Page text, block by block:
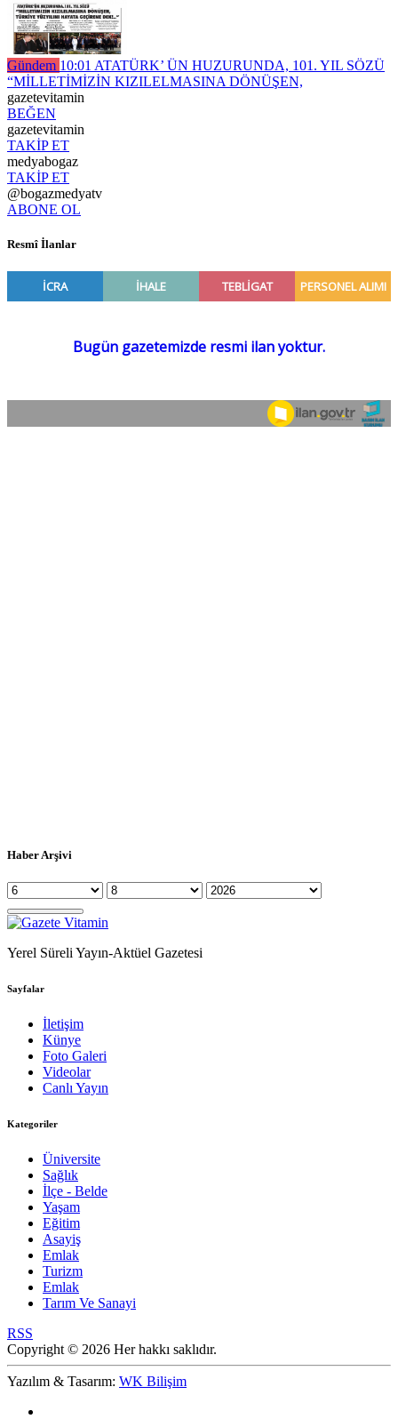
Gündem 10:01 ATATÜRK’ ÜN HUZURUNDA, 101. YIL SÖZÜ
“MİLLETİMİZİN KIZILELMASINA DÖNÜŞEN,
gazetevitamin
BEĞEN
gazetevitamin
TAKİP ET
medyabogaz
TAKİP ET
@bogazmedyatv
ABONE OL
Resmî İlanlar
Haber Arşivi
Yerel Süreli Yayın-Aktüel Gazetesi
Sayfalar
İletişim
Künye
Foto Galeri
Videolar
Canlı Yayın
Kategoriler
Üniversite
Sağlık
İlçe - Belde
Yaşam
Eğitim
Asayiş
Emlak
Turizm
Emlak
Tarım Ve Sanayi
RSS
Copyright © 2026 Her hakkı saklıdır.
Yazılım & Tasarım: WK Bilişim